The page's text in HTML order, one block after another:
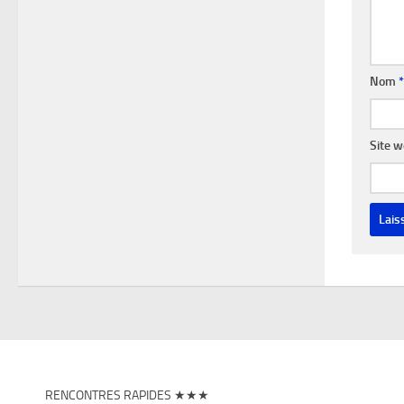
Nom *
Site
RENCONTRES RAPIDES ★★★